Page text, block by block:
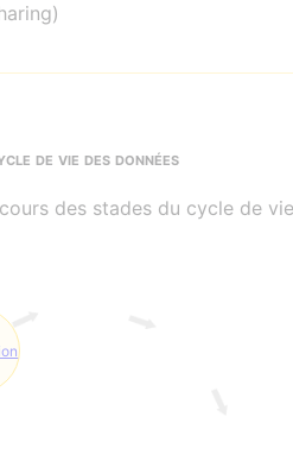
de vie des données
des stades du cycle de vie